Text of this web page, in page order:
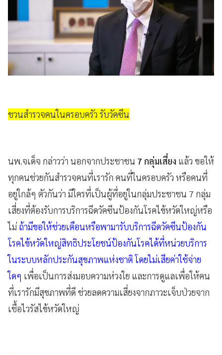
ชวนสำรวจคนในครอบครัว รับวัคซีน
นพ.จเด็จ กล่าวว่า นอกจากประชาชน 7 กลุ่มเสี่ยง แล้ว ขอให้
ทุกคนช่วยกันสำรวจคนที่เรารัก คนที่ในครอบครัว หรือคนที่
อยู่ใกล้ๆ ตัวกันว่า มีใครที่เป็นผู้ที่อยู่ในกลุ่มประชาชน 7 กลุ่ม
เสี่ยงที่ต้องรับการบริการฉีดวัคซีนป้องกันโรคไข้หวัดใหญ่หรือ
ไม่ ถ้ามีขอให้ช่วยเตือนหรือพามารับบริการฉีดวัคซีนป้องกัน
โรคไข้หวัดใหญ่สิทธิประโยชน์ป้องกันโรคได้ที่หน่วยบริการ
ในระบบหลักประกันสุขภาพแห่งชาติ โดยไม่เสียค่าใช้จ่าย
ใดๆ เพื่อเป็นการส่งมอบความห่วงใย และการดูแลเพื่อให้คน
ที่เรารักมีสุขภาพที่ดี ช่วยลดความเสี่ยงจากภาวะเจ็บป่วยจาก
เชื้อไวรัสไข้หวัดใหญ่